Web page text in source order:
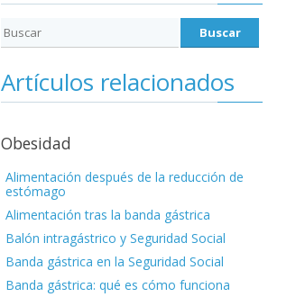
Artículos relacionados
Obesidad
Alimentación después de la reducción de
estómago
Alimentación tras la banda gástrica
Balón intragástrico y Seguridad Social
Banda gástrica en la Seguridad Social
Banda gástrica: qué es cómo funciona